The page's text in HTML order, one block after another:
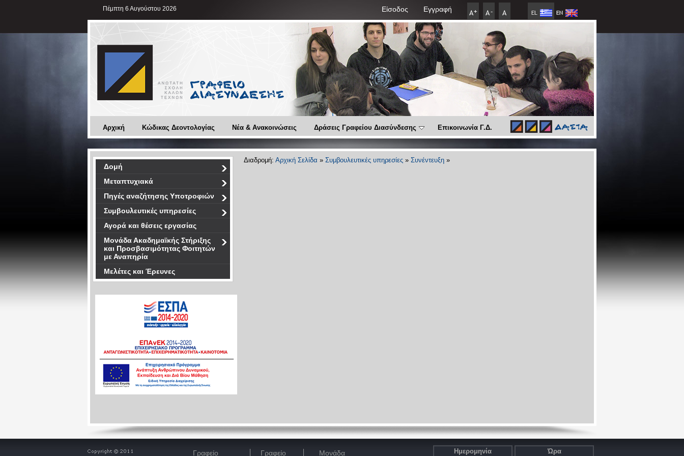
Πέμπτη 6 Αυγούστου 2026 Εγγραφή
Είσοδος
Αρχική Κώδικας Δεοντολογίας Νέα & Ανακοινώσεις Δράσεις Γραφείου Διασύνδεσης Επικοινωνία Γ.Δ.
Δομή
Μεταπτυχιακά
Πηγές αναζήτησης Υποτροφιών
Συμβουλευτικές υπηρεσίες
Αγορά και θέσεις εργασίας
Μονάδα Ακαδημαϊκής Στήριξης
και Προσβασιμότητας Φοιτητών
με Αναπηρία
Μελέτες και Έρευνες
Διαδρομή: Αρχική Σελίδα » Συμβουλευτικές υπηρεσίες » Συνέντευξη »
Γραφείο Γραφείο Μονάδα Ημερομηνία Ώρα